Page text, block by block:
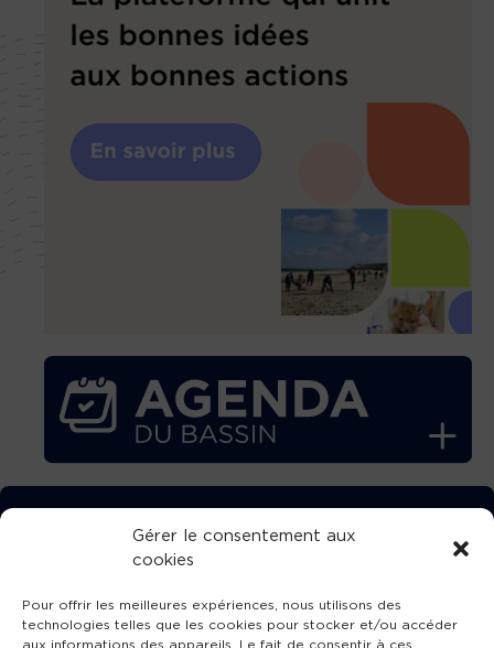
Gérer le consentement aux
cookies
Pour offrir les meilleures expériences, nous utilisons des
technologies telles que les cookies pour stocker et/ou accéder
aux informations des appareils. Le fait de consentir à ces
TÉLÉCHARGEZ GRATUITEMENT
L’APPLICATION TVBA !